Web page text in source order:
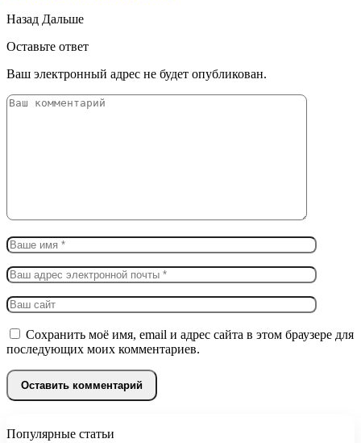
Назад Дальше
Оставьте ответ
Ваш электронный адрес не будет опубликован.
Сохранить моё имя, email и адрес сайта в этом браузере для
последующих моих комментариев.
Популярные статьи